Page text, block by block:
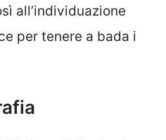
all’individuazione
per tenere a bada i